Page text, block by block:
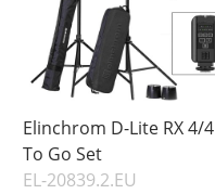
Elinchrom D-Lite RX 4/4
To Go Set
EL-20839.2.EU